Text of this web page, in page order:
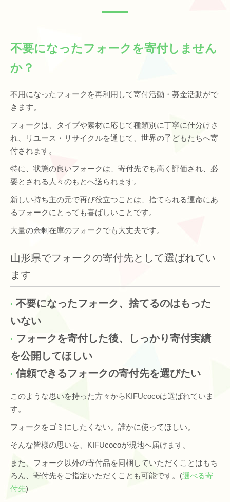
不要になったフォークを寄付しません
か？
不用になったフォークを再利用して寄付活動・募金活動がで
きます。
フォークは、タイプや素材に応じて種類別に丁寧に仕分けさ
れ、リユース・リサイクルを通じて、世界の子どもたちへ寄
付されます。
特に、状態の良いフォークは、寄付先でも高く評価され、必
要とされる人々のもとへ送られます。
新しい持ち主の元で再び役立つことは、捨てられる運命にあ
るフォークにとっても喜ばしいことです。
大量の余剰在庫のフォークでも大丈夫です。
山形県でフォークの寄付先として選ばれてい
ます
不要になったフォーク、捨てるのはもった
いない
フォークを寄付した後、しっかり寄付実績
を公開してほしい
信頼できるフォークの寄付先を選びたい
このような思いを持った方々からKIFUcocoは選ばれていま
す。
フォークをゴミにしたくない。誰かに使ってほしい。
そんな皆様の思いを、KIFUcocoが現地へ届けます。
また、フォーク以外の寄付品を同梱していただくことはもち
ろん、寄付先をご指定いただくことも可能です。(選べる寄
付先)